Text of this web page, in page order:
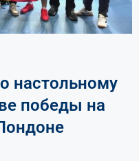
настольному
победы на